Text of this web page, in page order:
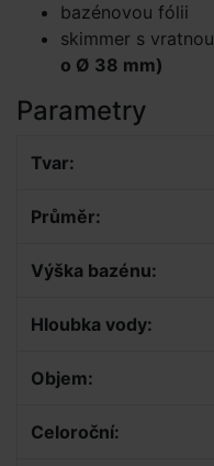
bazénovou fólii
skimmer s
o Ø 38 mm)
Parametry
Tvar:
Průměr:
Výška bazénu:
Hloubka vody:
Objem:
Celoroční: